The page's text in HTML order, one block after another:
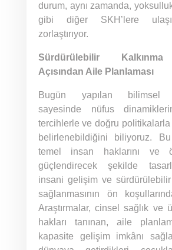
durum, aynı zamanda,
gibi diğer SKH’lere
zorlaştırıyor.
Sürdürülebilir
Açısından Aile Planlaması
Bugün yapılan bilimsel
sayesinde nüfus
tercihlerle ve doğru
belirlenebildiğini biliyoruz. Bu
temel insan haklarını ve
güçlendirecek şekilde
insani gelişim ve sürdürülebilir
sağlanmasının ön
Araştırmalar, cinsel sağlık ve
hakları tanınan, aile
kapasite gelişim imkânı